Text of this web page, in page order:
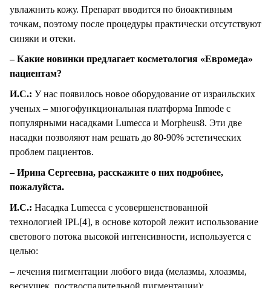
увлажнить кожу. Препарат вводится по биоактивным
точкам, поэтому после процедуры практически отсутствуют
синяки и отеки.
– Какие новинки предлагает косметология «Евромеда»
пациентам?
И.С.: У нас появилось новое оборудование от израильских
ученых – многофункциональная платформа Inmode с
популярными насадками Lumecca и Morpheus8. Эти две
насадки позволяют нам решать до 80-90% эстетических
проблем пациентов.
– Ирина Сергеевна, расскажите о них подробнее,
пожалуйста.
И.С.: Насадка Lumecca с усовершенствованной
технологией IPL[4], в основе которой лежит использование
светового потока высокой интенсивности, используется с
целью:
– лечения пигментации любого вида (мелазмы, хлоазмы,